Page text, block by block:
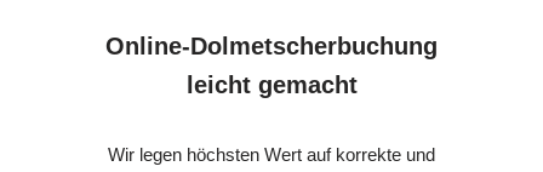
Online-Dolmetscherbuchung
leicht gemacht
Wir legen höchsten Wert auf korrekte und